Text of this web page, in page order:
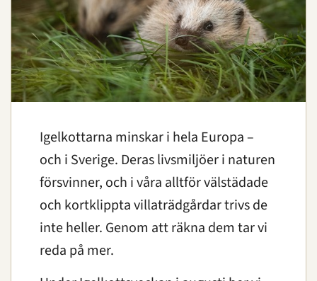
Igelkottarna minskar i hela Europa –
och i Sverige. Deras livsmiljöer i naturen
försvinner, och i våra alltför välstädade
och kortklippta villaträdgårdar trivs de
inte heller. Genom att räkna dem tar vi
reda på mer.